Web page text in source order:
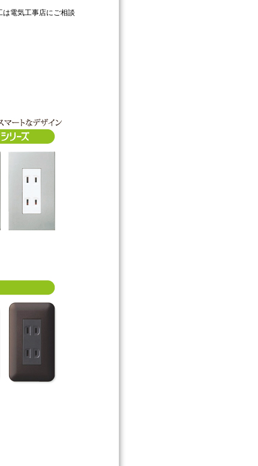
電気工事店にご相談